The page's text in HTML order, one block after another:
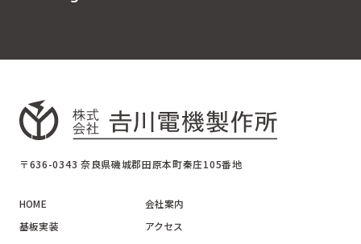
〒636-0343 奈良県磯城郡田原本町秦庄105番地
HOME
基板実装
会社案内
アクセス